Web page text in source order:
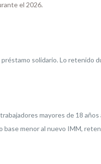
el 2026.
solidario. Lo retenido
mayores de 18
base menor al nuevo IMM,